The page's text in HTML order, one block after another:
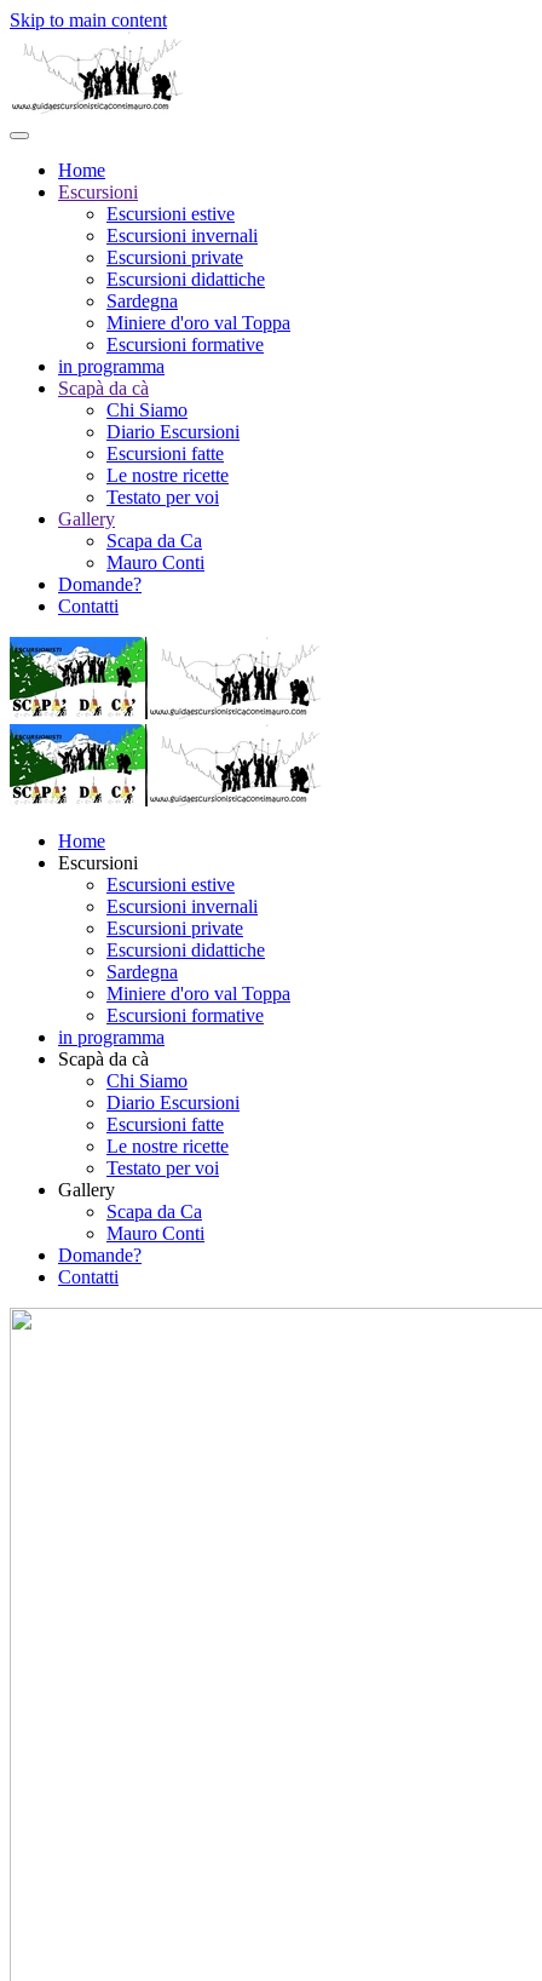
Skip to main content
Home
Escursioni
Escursioni estive
Escursioni invernali
Escursioni private
Escursioni didattiche
Sardegna
Miniere d'oro val Toppa
Escursioni formative
in programma
Scapà da cà
Chi Siamo
Diario Escursioni
Escursioni fatte
Le nostre ricette
Testato per voi
Gallery
Scapa da Ca
Mauro Conti
Domande?
Contatti
Home
Escursioni
Escursioni estive
Escursioni invernali
Escursioni private
Escursioni didattiche
Sardegna
Miniere d'oro val Toppa
Escursioni formative
in programma
Scapà da cà
Chi Siamo
Diario Escursioni
Escursioni fatte
Le nostre ricette
Testato per voi
Gallery
Scapa da Ca
Mauro Conti
Domande?
Contatti